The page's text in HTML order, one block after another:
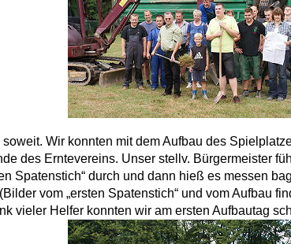
Wir konnten mit dem Aufbau des
des Erntevereins. Unser stellv. Bürgermeister
Spatenstich“ durch und dann hieß es messen
(Bilder vom „ersten Spatenstich“ und vom Aufbau
vieler Helfer konnten wir am ersten Aufbautag